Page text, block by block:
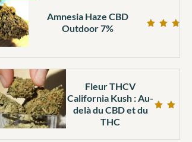
Amnesia Haze CBD
Outdoor 7%
Fleur THCV
California Kush : Au-
delà du CBD et du
THC